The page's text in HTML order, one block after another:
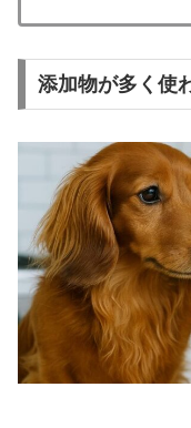
添加物が多く使